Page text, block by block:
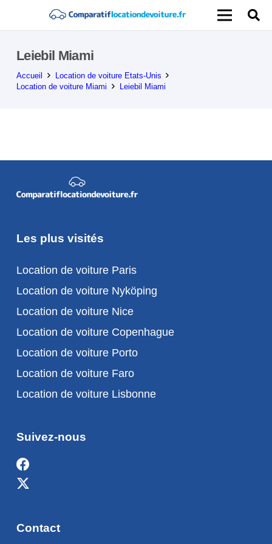
Leiebil Miami
Accueil
Location de voiture Etats-Unis
Location de voiture Miami
Leiebil Miami
Les plus visités
Location de voiture Paris
Location de voiture Nyköping
Location de voiture Nice
Location de voiture Copenhague
Location de voiture Porto
Location de voiture Faro
Location de voiture Lisbonne
Suivez-nous
Contact